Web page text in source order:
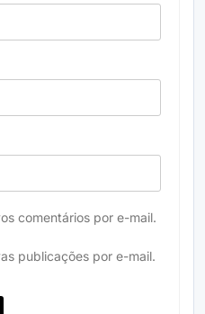
comentários por e-mail.
publicações por e-mail.